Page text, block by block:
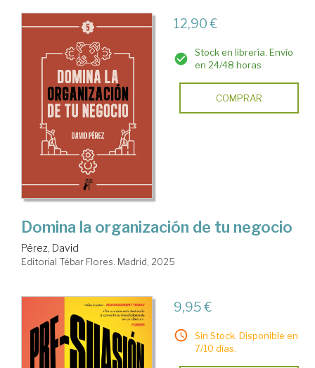
12,90 €
Stock en librería. Envío
en 24/48 horas
COMPRAR
Domina la organización de tu negocio
Pérez, David
Editorial Tébar Flores. Madrid, 2025
9,95 €
Sin Stock. Disponible en
7/10 días.